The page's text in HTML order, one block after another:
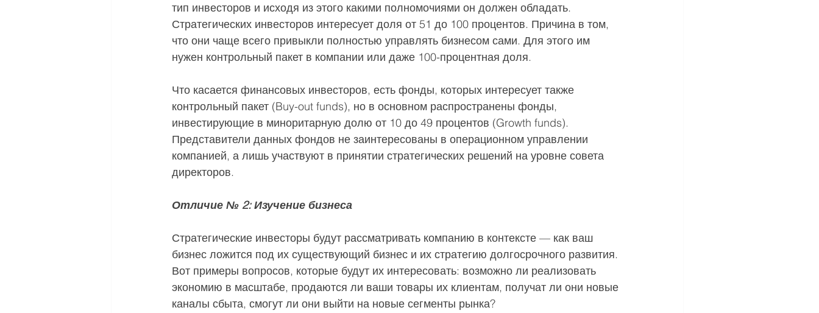
тип инвесторов и исходя из этого какими полномочиями он должен обладать.
Стратегических инвесторов интересует доля от 51 до 100 процентов. Причина в том,
что они чаще всего привыкли полностью управлять бизнесом сами. Для этого им
нужен контрольный пакет в компании или даже 100-процентная доля.
Что касается финансовых инвесторов, есть фонды, которых интересует также
контрольный пакет (Buy-out funds), но в основном распространены фонды,
инвестирующие в миноритарную долю от 10 до 49 процентов (Growth funds).
Представители данных фондов не заинтересованы в операционном управлении
компанией, а лишь участвуют в принятии стратегических решений на уровне совета
директоров.
Отличие № 2: Изучение бизнеса
Стратегические инвесторы будут рассматривать компанию в контексте — как ваш
бизнес ложится под их существующий бизнес и их стратегию долгосрочного развития.
Вот примеры вопросов, которые будут их интересовать: возможно ли реализовать
экономию в масштабе, продаются ли ваши товары их клиентам, получат ли они новые
каналы сбыта, смогут ли они выйти на новые сегменты рынка?